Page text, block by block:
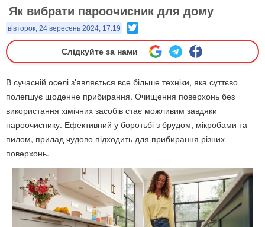
Як вибрати пароочисник для дому
вівторок, 24 вересень 2024, 17:19
Слідкуйте за нами
В сучасній оселі з'являється все більше техніки, яка суттєво
полегшує щоденне прибирання. Очищення поверхонь без
використання хімічних засобів стає можливим завдяки
пароочиснику. Ефективний у боротьбі з брудом, мікробами та
пилом, прилад чудово підходить для прибирання різних
поверхонь.